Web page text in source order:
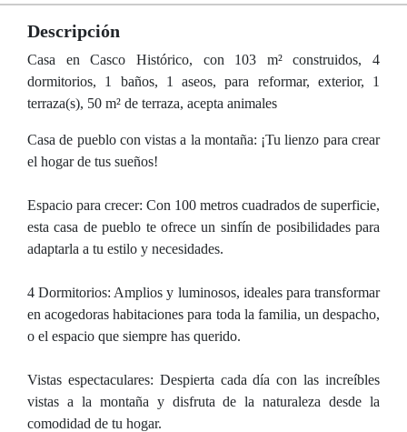
Descripción
Casa en Casco Histórico, con 103 m² construidos, 4
dormitorios, 1 baños, 1 aseos, para reformar, exterior, 1
terraza(s), 50 m² de terraza, acepta animales
Casa de pueblo con vistas a la montaña: ¡Tu lienzo para crear
el hogar de tus sueños!
Espacio para crecer: Con 100 metros cuadrados de superficie,
esta casa de pueblo te ofrece un sinfín de posibilidades para
adaptarla a tu estilo y necesidades.
4 Dormitorios: Amplios y luminosos, ideales para transformar
en acogedoras habitaciones para toda la familia, un despacho,
o el espacio que siempre has querido.
Vistas espectaculares: Despierta cada día con las increíbles
vistas a la montaña y disfruta de la naturaleza desde la
comodidad de tu hogar.